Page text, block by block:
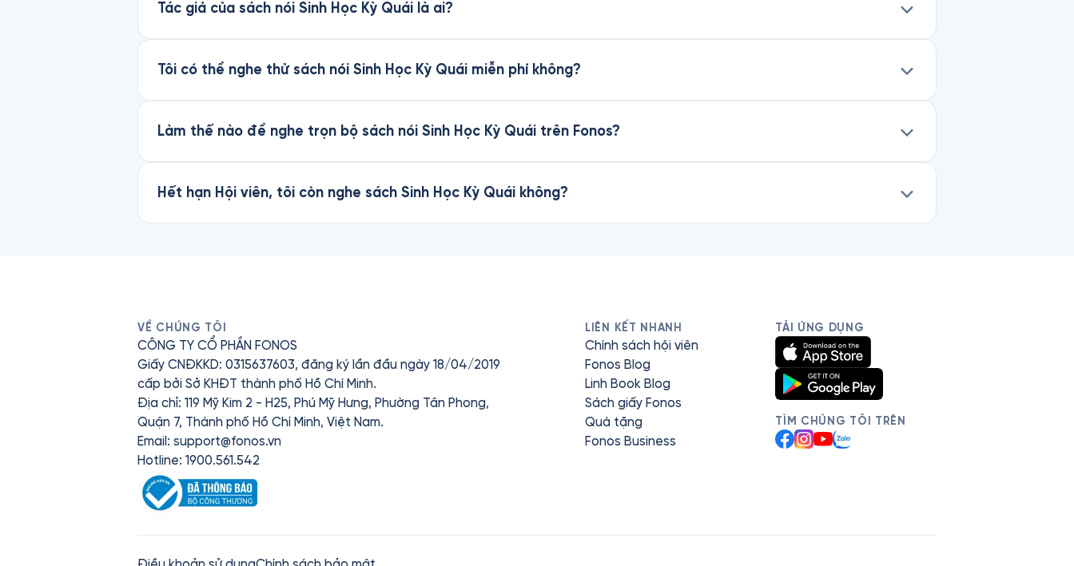
Tác giả của sách nói Sinh Học Kỳ Quái là ai?
Tôi có thể nghe thử sách nói Sinh Học Kỳ Quái miễn phí không?
Làm thế nào để nghe trọn bộ sách nói Sinh Học Kỳ Quái trên Fonos?
Hết hạn Hội viên, tôi còn nghe sách Sinh Học Kỳ Quái không?
VỀ CHÚNG TÔI
CÔNG TY CỔ PHẦN FONOS
Giấy CNĐKKD: 0315637603, đăng ký lần đầu ngày 18/04/2019
cấp bởi Sở KHĐT thành phố Hồ Chí Minh.
Địa chỉ: 119 Mỹ Kim 2 - H25, Phú Mỹ Hưng, Phường Tân Phong,
Quận 7, Thành phố Hồ Chí Minh, Việt Nam.
Email: support@fonos.vn
Hotline: 1900.561.542
LIÊN KẾT NHANH
Chính sách hội viên
Fonos Blog
Linh Book Blog
Sách giấy Fonos
Quà tặng
Fonos Business
TẢI ỨNG DỤNG
TÌM CHÚNG TÔI TRÊN
Facebook
Instagram
YouTube
Zalo